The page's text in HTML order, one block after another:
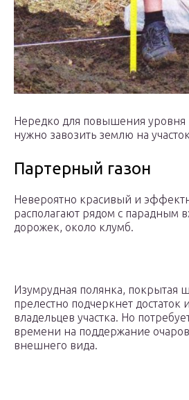
Нередко для повышения уровня
нужно завозить землю на участок
Партерный газон
Невероятно красивый и
располагают рядом с парадным
дорожек, около клумб.
Изумрудная полянка, покрытая
прелестно подчеркнет достаток
владельцев участка. Но
времени на поддержание
внешнего вида.